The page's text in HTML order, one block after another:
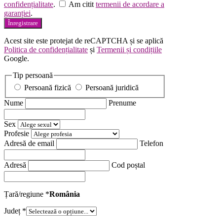
confidențialitate. Am citit termenii de acordare a
garanției.
Înregistrare
Acest site este protejat de reCAPTCHA și se aplică
Politica de confidențialitate și Termenii și condițiile
Google.
Tip persoană
Persoană fizică
Persoană juridică
Nume
Prenume
Sex
Profesie
Adresă de email
Telefon
Adresă Cod poștal
Țară/regiune *România
Județ *